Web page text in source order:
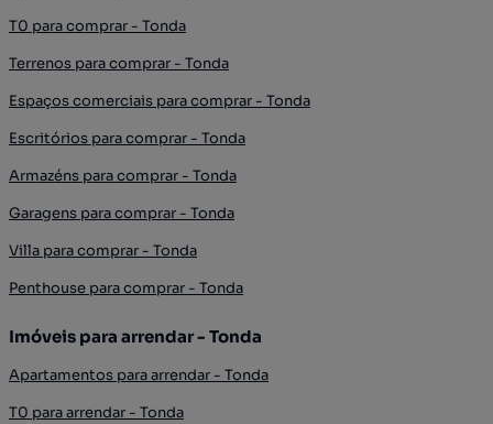
T0 para comprar - Tonda
Terrenos para comprar - Tonda
Espaços comerciais para comprar - Tonda
Escritórios para comprar - Tonda
Armazéns para comprar - Tonda
Garagens para comprar - Tonda
Villa para comprar - Tonda
Penthouse para comprar - Tonda
Imóveis para arrendar - Tonda
Apartamentos para arrendar - Tonda
T0 para arrendar - Tonda